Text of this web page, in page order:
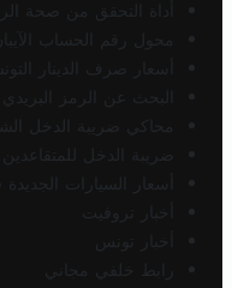
أداة التحقق من صحة
محول رقم الحساب
أسعار صرف الدينار
البحث عن الرمز
محاكي ضريبة الدخل
ضريبة الدخل
أسعار السيارات
أخبار تروفيت
أخبار تونس
رابط خلفي مجاني